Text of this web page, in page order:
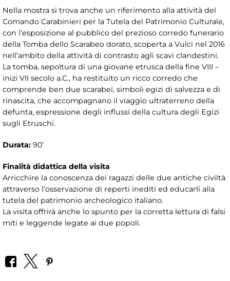
Nella mostra si trova anche un riferimento alla attività del
Comando Carabinieri per la Tutela del Patrimonio Culturale,
con l’esposizione al pubblico del prezioso corredo funerario
della Tomba dello Scarabeo dorato, scoperta a Vulci nel 2016
nell’ambito della attività di contrasto agli scavi clandestini.
La tomba, sepoltura di una giovane etrusca della fine VIII –
inizi VII secolo a.C., ha restituito un ricco corredo che
comprende ben due scarabei, simboli egizi di salvezza e di
rinascita, che accompagnano il viaggio ultraterreno della
defunta, espressione degli influssi della cultura degli Egizi
sugli Etruschi.
Durata: 90’
Finalità didattica della visita
Arricchire la conoscenza dei ragazzi delle due antiche civiltà
attraverso l’osservazione di reperti inediti ed educarli alla
tutela del patrimonio archeologico italiano.
La visita offrirà anche lo spunto per la corretta lettura di falsi
miti e leggende legate ai due popoli.